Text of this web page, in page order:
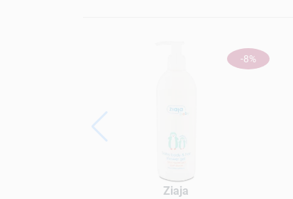
-8%
Ziaja